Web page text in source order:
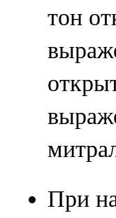
тон
При